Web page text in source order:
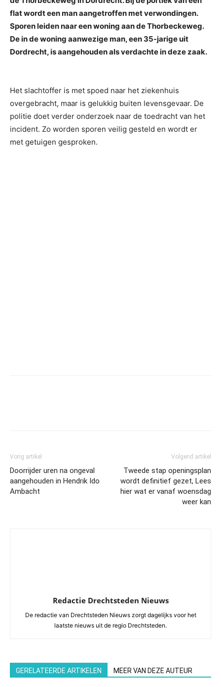
flat wordt een man aangetroffen met verwondingen.
Sporen leiden naar een woning aan de Thorbeckeweg.
De in de woning aanwezige man, een 35-jarige uit
Dordrecht, is aangehouden als verdachte in deze zaak.
Het slachtoffer is met spoed naar het ziekenhuis
overgebracht, maar is gelukkig buiten levensgevaar. De
politie doet verder onderzoek naar de toedracht van het
incident. Zo worden sporen veilig gesteld en wordt er
met getuigen gesproken.
Vorig artikel
Doorrijder uren na ongeval
aangehouden in Hendrik Ido
Ambacht
Volgend artikel
Tweede stap openingsplan
wordt definitief gezet, Lees
hier wat er vanaf woensdag
weer kan
Redactie Drechtsteden Nieuws
De redactie van Drechtsteden Nieuws zorgt dagelijks voor het
laatste nieuws uit de regio Drechtsteden.
GERELATEERDE ARTIKELEN MEER VAN DEZE AUTEUR